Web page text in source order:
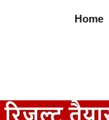
Home